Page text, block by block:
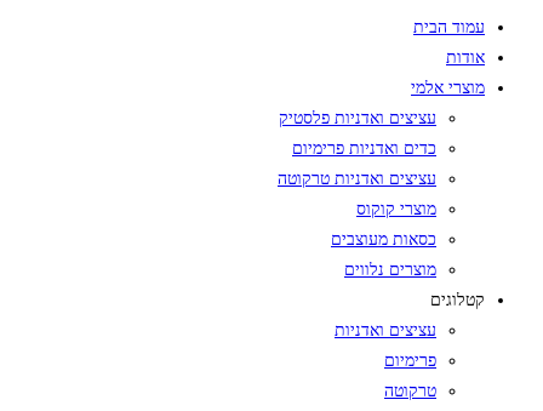
עמוד הבית
אודות
מוצרי אלמי
עציצים ואדניות פלסטיק
כדים ואדניות פרימיום
עציצים ואדניות טרקוטה
מוצרי קוקוס
כסאות מעוצבים
מוצרים נלווים
קטלוגים
עציצים ואדניות
פרימיום
טרקוטה